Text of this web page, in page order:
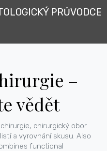
PRŮVODCE
–
vědět
, chirurgický obor
a vyrovnání skusu. Also
functional